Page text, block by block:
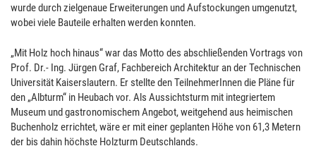
wurde durch zielgenaue Erweiterungen und Aufstockungen umgenutzt,
wobei viele Bauteile erhalten werden konnten.
„Mit Holz hoch hinaus“ war das Motto des abschließenden Vortrags von
Prof. Dr.- Ing. Jürgen Graf, Fachbereich Architektur an der Technischen
Universität Kaiserslautern. Er stellte den TeilnehmerInnen die Pläne für
den „Albturm“ in Heubach vor. Als Aussichtsturm mit integriertem
Museum und gastronomischem Angebot, weitgehend aus heimischen
Buchenholz errichtet, wäre er mit einer geplanten Höhe von 61,3 Metern
der bis dahin höchste Holzturm Deutschlands.